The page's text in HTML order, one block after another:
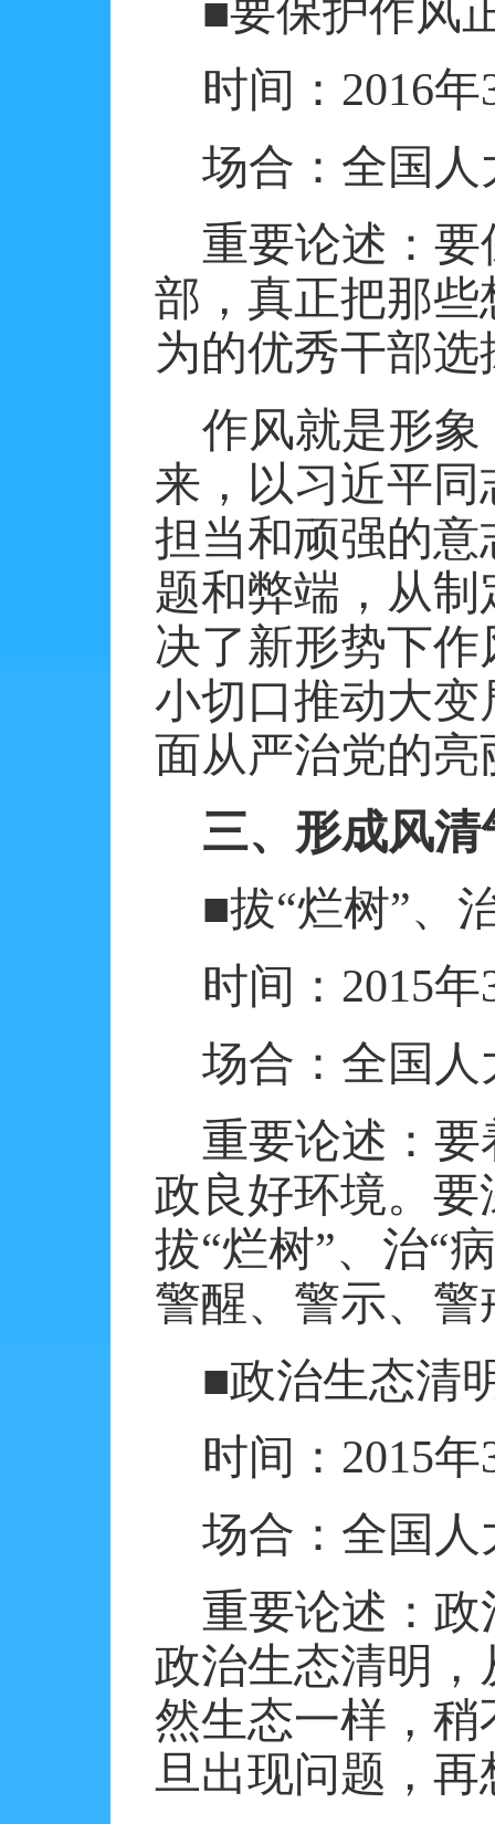
■要保护作风
时间： 2016年
场合：全国
重要论述：
部，真正把那
为的优秀干部
作风就是形
来，以习近平
担当和顽强的
题和弊端，从
决了新形势下
小切口推动大
面从严治党的亮
三、形成风
■拔“烂树”、
时间： 2015年
场合：全国
重要论述：
政良好环境。
拔“烂树”、治“
警醒、警示、警
■政治生态清
时间： 2015年
场合：全国
重要论述：
政治生态清明
然生态一样，
旦出现问题，